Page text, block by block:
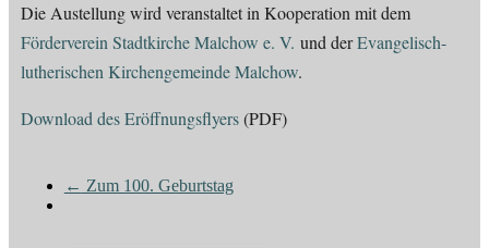
Die Austellung wird veranstaltet in Kooperation mit dem
Förderverein Stadtkirche Malchow e. V. und derEvangelisch-
lutherischen Kirchengemeinde Malchow.
Download des Eröffnungsflyers(PDF)
← Zum 100. Geburtstag